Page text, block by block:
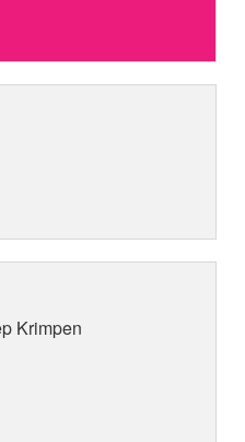
Krimpen